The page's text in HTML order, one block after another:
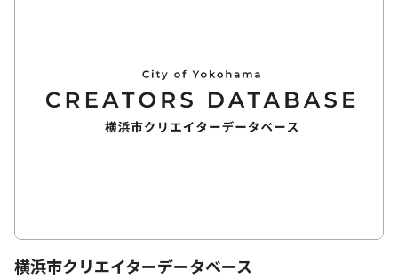
横浜市クリエイターデータベース